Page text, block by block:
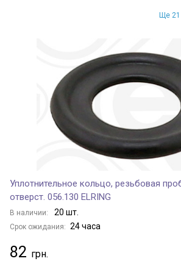
Ще 21
Уплотнительное кольцо, резьбовая
отверст. 056.130 ELRING
В наличии: 20 шт.
Срок ожидания: 24 часа
82